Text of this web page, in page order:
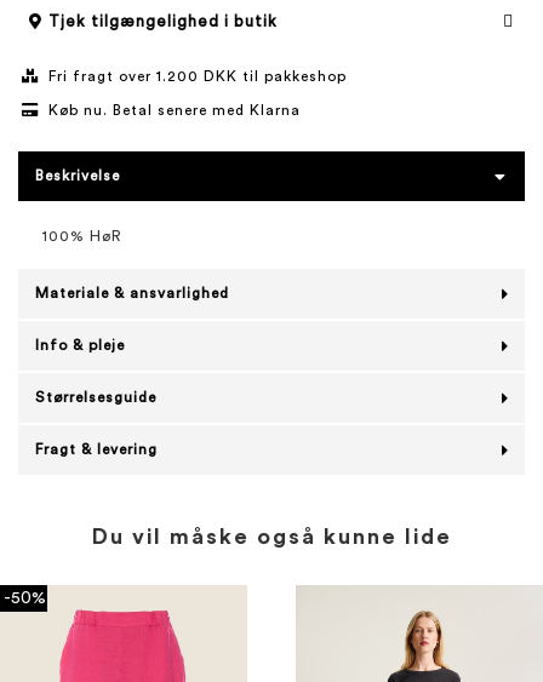
Tjek tilgængelighed i butik
Fri fragt over 1.200 DKK til pakkeshop
Køb nu. Betal senere med Klarna
Beskrivelse
100% HøR
Materiale & ansvarlighed
Info & pleje
Størrelsesguide
Fragt & levering
Du vil måske også kunne lide
-50%